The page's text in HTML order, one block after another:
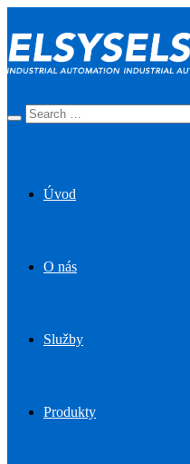
Úvod
O nás
Služby
Produkty